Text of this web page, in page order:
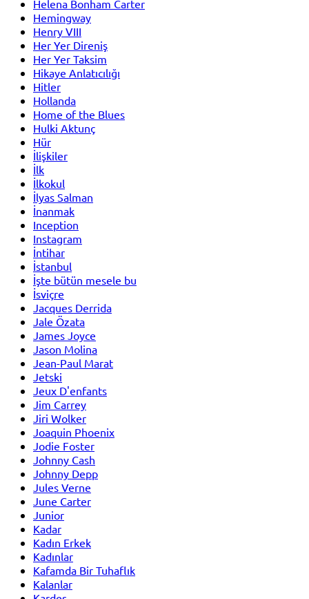
Helena Bonham Carter
Hemingway
Henry VIII
Her Yer Direniş
Her Yer Taksim
Hikaye Anlatıcılığı
Hitler
Hollanda
Home of the Blues
Hulki Aktunç
Hür
İlişkiler
İlk
İlkokul
İlyas Salman
İnanmak
Inception
Instagram
İntihar
İstanbul
İşte bütün mesele bu
İsviçre
Jacques Derrida
Jale Özata
James Joyce
Jason Molina
Jean-Paul Marat
Jetski
Jeux D'enfants
Jim Carrey
Jiri Wolker
Joaquin Phoenix
Jodie Foster
Johnny Cash
Johnny Depp
Jules Verne
June Carter
Junior
Kadar
Kadın Erkek
Kadınlar
Kafamda Bir Tuhaflık
Kalanlar